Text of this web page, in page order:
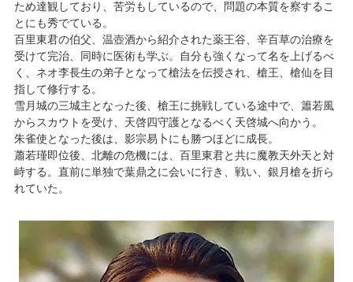
ため達観しており、苦労もしているので、問題の本質を察するこ
とにも秀でている。
百里東君の伯父、温壺酒から紹介された薬王谷、辛百草の治療を
受けて完治、同時に医術も学ぶ。自分も強くなって名を上げるべ
く、ネオ李長生の弟子となって槍法を伝授され、槍王、槍仙を目
指して修行する。
雪月城の三城主となった後、槍王に挑戦している途中で、簫若風
からスカウトを受け、天啓四守護となるべく天啓城へ向かう。
朱雀使となった後は、影宗易卜にも勝つほどに成長。
蕭若瑾即位後、北離の危機には、百里東君と共に魔教天外天と対
峙する。直前に単独で葉鼎之に会いに行き、戦い、銀月槍を折ら
れていた。